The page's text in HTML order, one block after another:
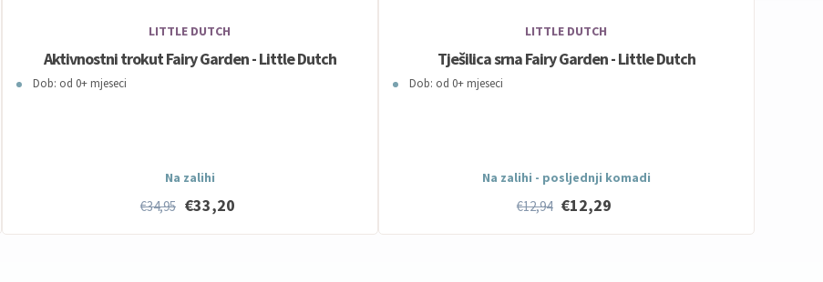
LITTLE DUTCH
Aktivnostni trokut Fairy Garden - Little Dutch
Dob: od 0+ mjeseci
Na zalihi
€34,95 €33,20
LITTLE DUTCH
Tješilica srna Fairy Garden - Little Dutch
Dob: od 0+ mjeseci
Na zalihi - posljednji komadi
€12,94 €12,29